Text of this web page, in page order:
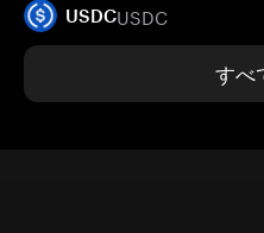
USDCUSDC
すべ